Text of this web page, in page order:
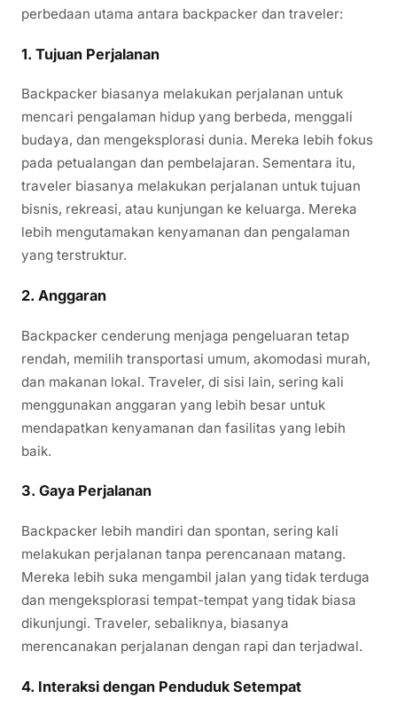
perbedaan utama antara backpacker dan traveler:
1. Tujuan Perjalanan
Backpacker biasanya melakukan perjalanan untuk
mencari pengalaman hidup yang berbeda, menggali
budaya, dan mengeksplorasi dunia. Mereka lebih fokus
pada petualangan dan pembelajaran. Sementara itu,
traveler biasanya melakukan perjalanan untuk tujuan
bisnis, rekreasi, atau kunjungan ke keluarga. Mereka
lebih mengutamakan kenyamanan dan pengalaman
yang terstruktur.
2. Anggaran
Backpacker cenderung menjaga pengeluaran tetap
rendah, memilih transportasi umum, akomodasi murah,
dan makanan lokal. Traveler, di sisi lain, sering kali
menggunakan anggaran yang lebih besar untuk
mendapatkan kenyamanan dan fasilitas yang lebih
baik.
3. Gaya Perjalanan
Backpacker lebih mandiri dan spontan, sering kali
melakukan perjalanan tanpa perencanaan matang.
Mereka lebih suka mengambil jalan yang tidak terduga
dan mengeksplorasi tempat-tempat yang tidak biasa
dikunjungi. Traveler, sebaliknya, biasanya
merencanakan perjalanan dengan rapi dan terjadwal.
4. Interaksi dengan Penduduk Setempat